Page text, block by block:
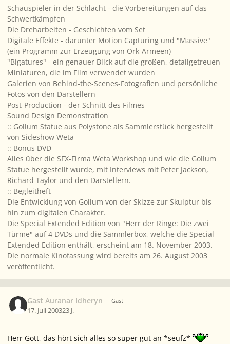
Schauspieler in der Schlacht - die Vorbereitungen auf das
Schwertkämpfen
Die Dreharbeiten - Geschichten vom Set
Digitale Effekte - darunter Motion Capturing und "Massive"
(ein Programm zur Erzeugung von Ork-Armeen)
"Bigatures" - ein genauer Blick auf die großen, detailgetreuen
Miniaturen, die im Film verwendet wurden
Galerien von Behind-the-Scenes-Fotografien und persönliche
Fotos von den Darstellern
Post-Production - der Schnitt des Filmes
Sound Design Demonstration
:: Gollum Statue aus Polystone als Sammlerstück hergestellt
von Sideshow Weta
:: Bonus DVD
Alles über die SFX-Firma Weta Workshop und wie die Gollum
Statue hergestellt wurde, mit Interviews mit Peter Jackson,
Richard Taylor und den Darstellern.
:: Begleitheft
Die Entwicklung von Gollum von der Skizze zur Skulptur bis
hin zum digitalen Charakter.
Die Special Extended Edition von "Herr der Ringe: Die zwei
Türme" auf 4 DVDs und die Sammlerbox, welche die Special
Extended Edition enthält, erscheint am 18. November 2003.
Die normale Kinofassung wird bereits am 26. August 2003
veröffentlicht.
Gast Auranar Idheryn Gast
17. Juli 200323 J.
Herr Gott, das hört sich alles so super gut an *seufz*